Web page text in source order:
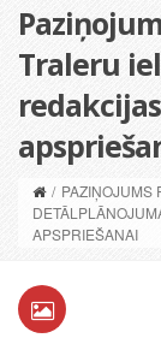
Traleru
/ PAZIŅOJUMS
APSPRIEŠANAI